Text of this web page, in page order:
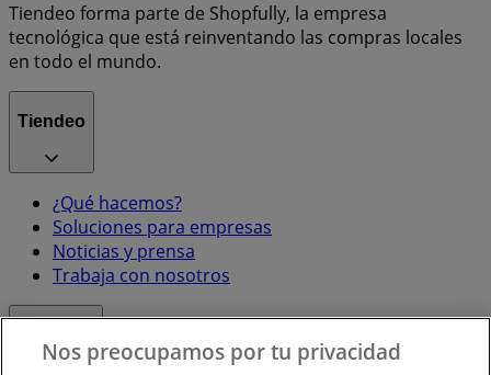
Tiendeo forma parte de Shopfully, la empresa
tecnológica que está reinventando las compras locales
en todo el mundo.
Tiendeo
¿Qué hacemos?
Soluciones para empresas
Noticias y prensa
Trabaja con nosotros
Nos preocupamos por tu privacidad